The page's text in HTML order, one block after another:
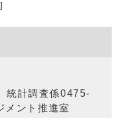
計調査係0475-
メント推進室